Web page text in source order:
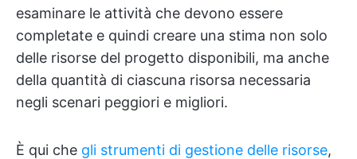
esaminare le attività che devono essere
completate e quindi creare una stima non solo
delle risorse del progetto disponibili, ma anche
della quantità di ciascuna risorsa necessaria
negli scenari peggiori e migliori.
È qui che gli strumenti di gestione delle risorse,